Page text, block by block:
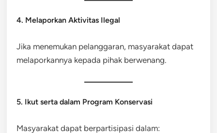
4. Melaporkan Aktivitas Ilegal
Jika menemukan pelanggaran, masyarakat dapat
melaporkannya kepada pihak berwenang.
5. Ikut serta dalam Program Konservasi
Masyarakat dapat berpartisipasi dalam: